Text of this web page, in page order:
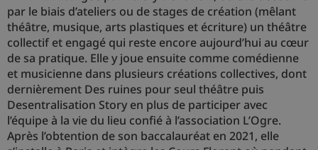
par le biais d’ateliers ou de stages de création (mêlant
théâtre, musique, arts plastiques et écriture) un théâtre
collectif et engagé qui reste encore aujourd’hui au cœur
de sa pratique. Elle y joue ensuite comme comédienne
et musicienne dans plusieurs créations collectives, dont
dernièrement Des ruines pour seul théâtre puis
Desentralisation Story en plus de participer avec
l’équipe à la vie du lieu confié à l’association L’Ogre.
Après l’obtention de son baccalauréat en 2021, elle